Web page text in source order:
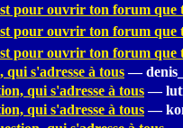
pour ouvrir ton forum que
pour ouvrir ton forum que
pour ouvrir ton forum que
s'adresse à tous —
qui s'adresse à tous —
qui s'adresse à tous —